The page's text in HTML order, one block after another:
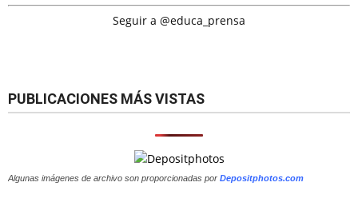
Seguir a @educa_prensa
PUBLICACIONES MÁS VISTAS
Algunas imágenes de archivo son proporcionadas por Depositphotos.com